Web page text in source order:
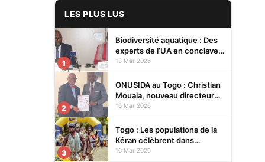
LES PLUS LUS
1
Biodiversité aquatique : Des
experts de l’UA en conclave à
Lomé pour renforcer la
13 Mar 2026
2
ONUSIDA au Togo : Christian
Mouala, nouveau directeur
pays
16 Mar 2026
3
Togo : Les populations de la
Kéran célèbrent dans
l’allégresse Tislim-Difoini,
16 Mar 2026